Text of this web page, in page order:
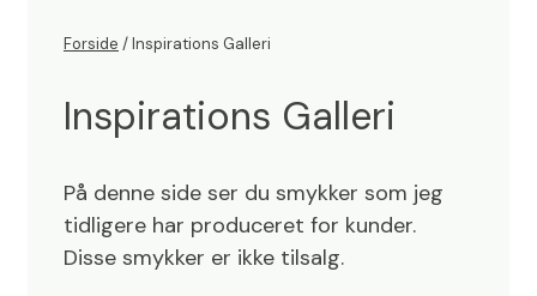
Forside / Inspirations Galleri
Inspirations Galleri
På denne side ser du smykker som jeg
tidligere har produceret for kunder.
Disse smykker er ikke tilsalg.